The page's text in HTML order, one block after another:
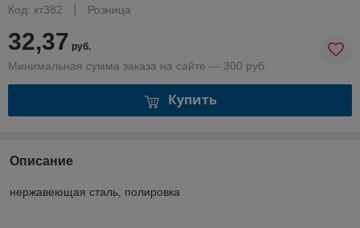
Код: кт382
Розница
32,37 руб.
Минимальная сумма заказа на сайте — 300 руб.
Купить
Описание
нержавеющая сталь, полировка